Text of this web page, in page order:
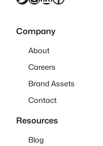
Company
About
Careers
Brand Assets
Contact
Resources
Blog